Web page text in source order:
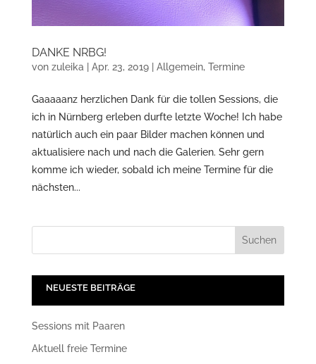
DANKE NRBG!
von zuleika Apr. 23, 2019| Allgemein, Termine
Gaaaaanz herzlichen Dank für die tollen Sessions, die
ich in Nürnberg erleben durfte letzte Woche! Ich habe
natürlich auch ein paar Bilder machen können und
aktualisiere nach und nach die Galerien. Sehr gern
komme ich wieder, sobald ich meine Termine für die
nächsten...
NEUESTE BEITRÄGE
Sessions mit Paaren
Aktuell freie Termine